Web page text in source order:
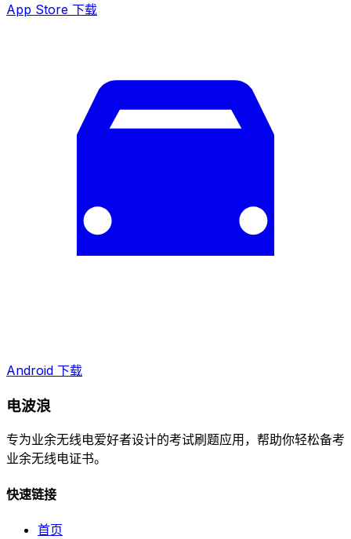
App Store 下载
Android 下载
电波浪
专为业余无线电爱好者设计的考试刷题应用，帮助你轻松备考
业余无线电证书。
快速链接
首页